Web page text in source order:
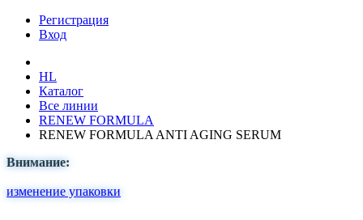
Регистрация
Вход
HL
Каталог
Все линии
RENEW FORMULA
RENEW FORMULA ANTI AGING SERUM
Внимание:
изменение упаковки